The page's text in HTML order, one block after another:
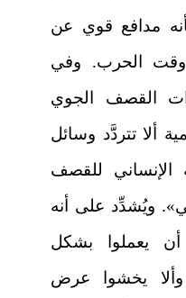
مدافع قوي عن
وقت الحرب. وفي
القصف الجوي
ألا تتردَّد وسائل
الإنساني للقصف
ويُشدِّد على أنه
يعملوا بشكل
يخشوا عرض